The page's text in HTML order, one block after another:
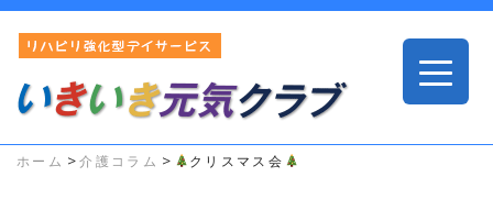
ホーム >介護コラム > クリスマス会